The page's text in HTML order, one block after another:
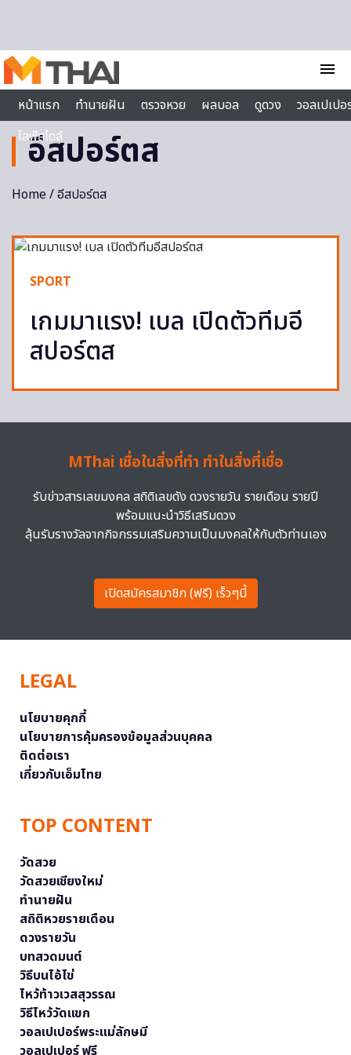
menu
หน้าแรก
ทำนายฝัน ตรวจหวย ผลบอล ดูดวง
วอลเปเป
ไลฟ์สไตล์
อีสปอร์ตส
Home/ อีสปอร์ตส
SPORT
เกมมาแรง! เบล เปิดตัวทีมอี
สปอร์ตส
MThai เชื่อในสิ่งที่ทำ ทำในสิ่งที่เชื่อ
รับข่าวสารเลขมงคล สถิติเลขดัง ดวงรายวัน รายเดือน รายปี
พร้อมแนะนำวิธีเสริมดวง
ลุ้นรับรางวัลจากกิจกรรมเสริมความเป็นมงคลให้กับตัวท่านเอง
เปิดสมัครสมาชิก (ฟรี) เร็วๆนี้
LEGAL
นโยบายคุกกี้
นโยบายการคุ้มครองข้อมูลส่วนบุคคล
ติดต่อเรา
เกี่ยวกับเอ็มไทย
TOP CONTENT
วัดสวย
วัดสวยเชียงใหม่
ทำนายฝัน
สถิติหวยรายเดือน
ดวงรายวัน
บทสวดมนต์
วิธีบนไอ้ไข่
ไหว้ท้าวเวสสุวรรณ
วิธีไหว้วัดแขก
วอลเปเปอร์พระแม่ลักษมี
วอลเปเปอร์ ฟรี